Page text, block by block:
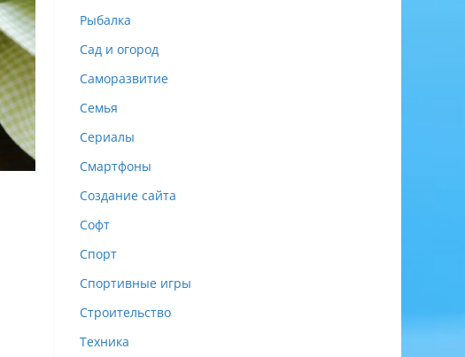
Рыбалка
Сад и огород
Саморазвитие
Семья
Сериалы
Смартфоны
Создание сайта
Софт
Спорт
Спортивные игры
Строительство
Техника